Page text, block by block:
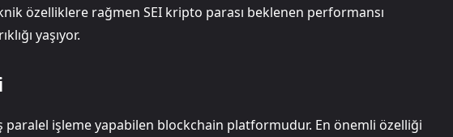
özelliklere rağmen SEI kripto parası beklenen performansı
yaşıyor.
paralel işleme yapabilen blockchain platformudur. En önemli özelliği